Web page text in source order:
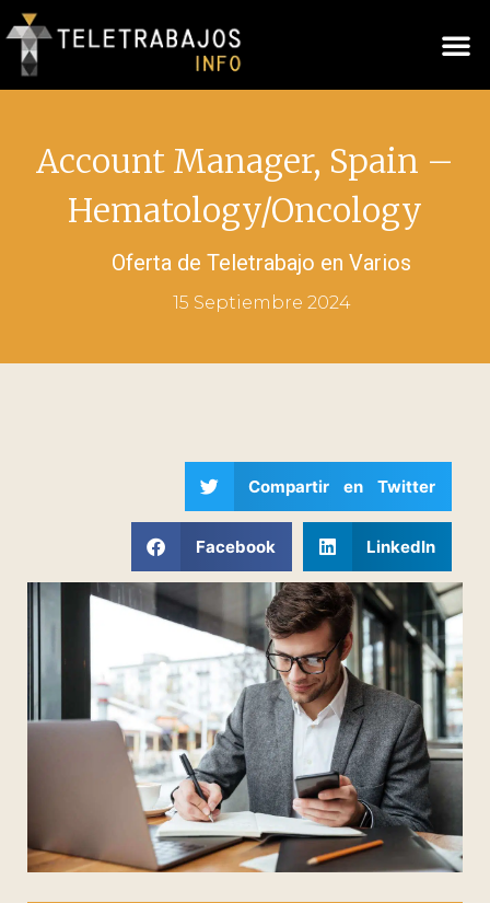
Account Manager, Spain –
Hematology/Oncology
Oferta de Teletrabajo en Varios
15 Septiembre 2024
Compartir en Twitter
Facebook LinkedIn